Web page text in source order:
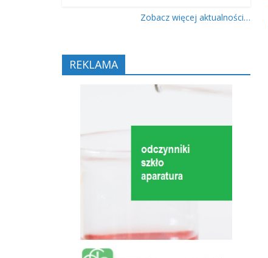
Zobacz więcej aktualności…
REKLAMA